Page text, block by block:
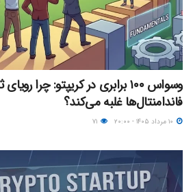
وسواس ۱۰۰ برابری در کریپتو: چرا
فاندامنتال‌ها غلبه می‌کند؟